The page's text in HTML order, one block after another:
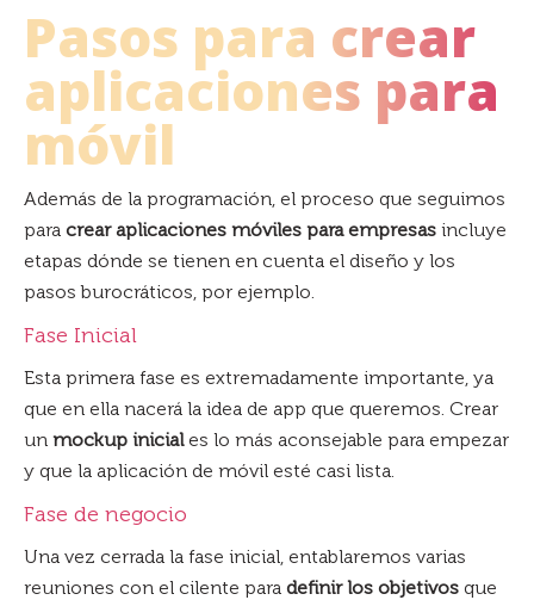
Pasos para crear
aplicaciones para
móvil
Además de la programación, el proceso que seguimos
para crear aplicaciones móviles para empresas incluye
etapas dónde se tienen en cuenta el diseño y los
pasos burocráticos, por ejemplo.
Fase Inicial
Esta primera fase es extremadamente importante, ya
que en ella nacerá la idea de app que queremos. Crear
un mockup iniciales lo más aconsejable para empezar
y que la aplicación de móvil esté casi lista.
Fase de negocio
Una vez cerrada la fase inicial, entablaremos varias
reuniones con el cilente para definir los objetivos que